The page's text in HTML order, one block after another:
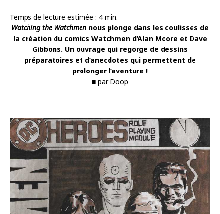
Temps de lecture estimée : 4 min.
Watching the Watchmen nous plonge dans les coulisses de
la création du comics Watchmen d’Alan Moore et Dave
Gibbons. Un ouvrage qui regorge de dessins
préparatoires et d’anecdotes qui permettent de
prolonger l’aventure !
■ par Doop